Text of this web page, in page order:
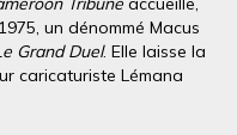
un dénommé Macus
Grand Duel. Elle laisse la
caricaturiste Lémana